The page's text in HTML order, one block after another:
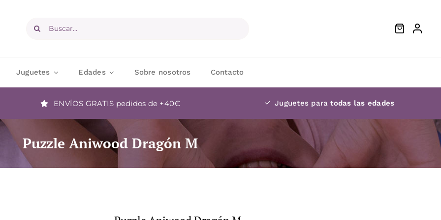
Buscar:
Juguetes Edades Sobre nosotros Contacto
ENVÍOS GRATIS pedidos de +40€ Juguetes paratodas las edades
Puzzle Aniwood Dragón M